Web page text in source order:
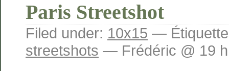
Paris Streetshot
Filed under: 10x15 —
streetshots — Frédéric @ 19